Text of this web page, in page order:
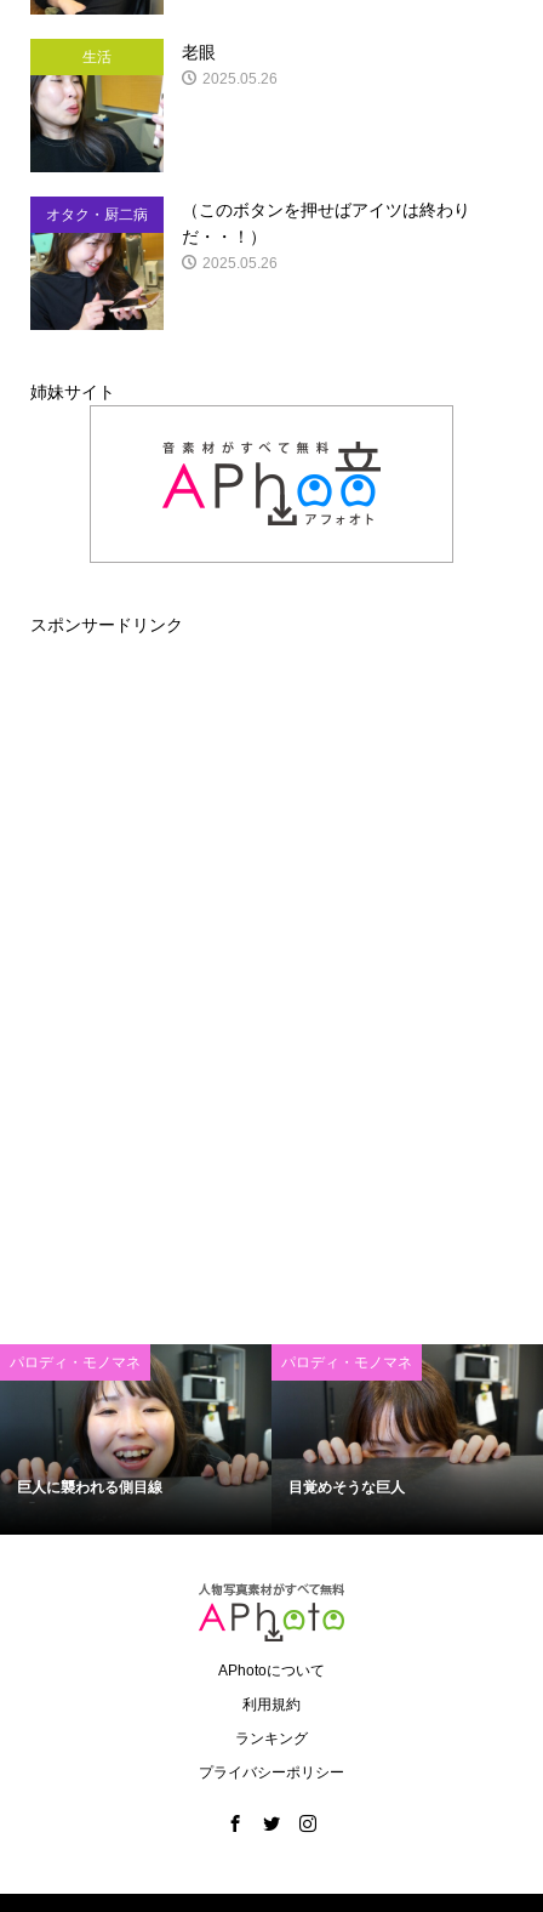
生活 老眼
2025.05.26
オタク・厨二病
（このボタンを押せばアイツは終わり
だ・・！）
2025.05.26
姉妹サイト
スポンサードリンク
パロディ・モノマネ
巨人に襲われる側目線
パロディ・モノマネ
目覚めそうな巨人
APhotoについて
利用規約
ランキング
プライバシーポリシー